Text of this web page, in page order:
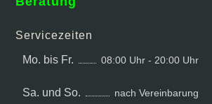
Servicezeiten
Mo. bis Fr. 08:00 Uhr - 20:00 Uhr
Sa. und So. nach Vereinbarung